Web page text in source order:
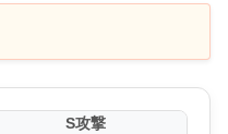
S攻撃